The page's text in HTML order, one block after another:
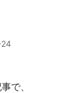
で、